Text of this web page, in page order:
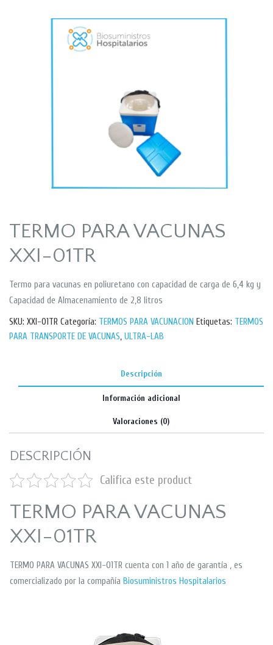
TERMO PARA VACUNAS
XXI-01TR
Termo para vacunas en poliuretano con capacidad de carga de 6,4 kg y
Capacidad de Almacenamiento de 2,8 litros
SKU: XXI-01TR Categoría: TERMOS PARA VACUNACION Etiquetas: TERMOS
PARA TRANSPORTE DE VACUNAS, ULTRA-LAB
Descripción
Información adicional
Valoraciones (0)
DESCRIPCIÓN
Califica este product
TERMO PARA VACUNAS
XXI-01TR
TERMO PARA VACUNAS XXI-01TR cuenta con 1 año de garantía , es
comercializado por la compañía Biosuministros Hospitalarios